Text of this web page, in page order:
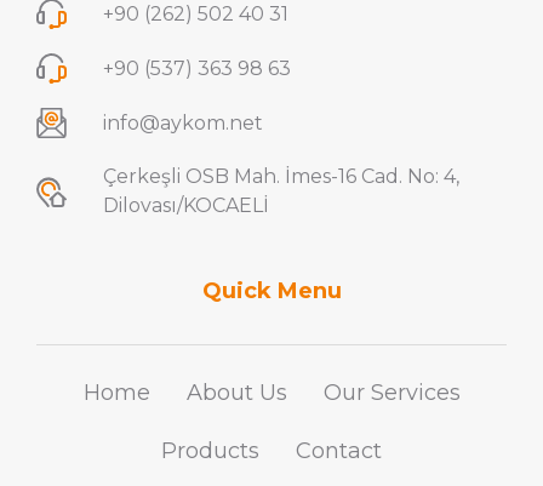
+90 (262) 502 40 31
+90 (537) 363 98 63
info@aykom.net
Çerkeşli OSB Mah. İmes-16 Cad. No: 4,
Dilovası/KOCAELİ
Quick Menu
Home About Us Our Services
Products Contact